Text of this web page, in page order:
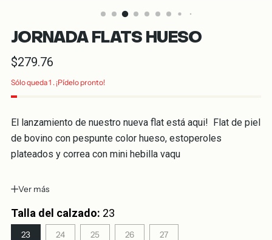
JORNADA FLATS HUESO
Precio
normal
$279.76
Sólo queda 1 . ¡Pídelo pronto!
El lanzamiento de nuestro nueva flat está aqui! Flat de piel
de bovino con pespunte color hueso, estoperoles
plateados y correa con mini hebilla vaqu
Ver más
Talla del calzado: 23
23 24 25 26 27